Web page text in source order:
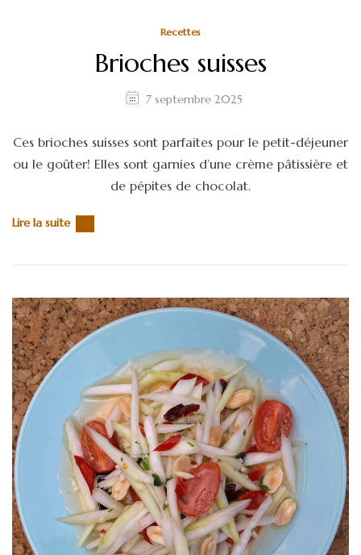
Recettes
Brioches suisses
7 septembre 2025
Ces brioches suisses sont parfaites pour le petit-déjeuner
ou le goûter! Elles sont garnies d’une crème pâtissière et
de pépites de chocolat.
Lire la suite